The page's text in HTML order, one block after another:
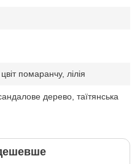
цвіт помаранчу, лілія
дерево, таїтянська